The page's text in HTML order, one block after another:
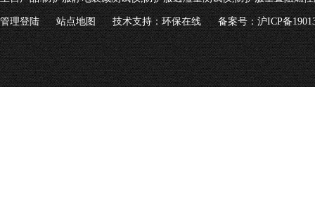
管理登陆 站点地图 技术支持：环保在线 备案号：沪ICP备